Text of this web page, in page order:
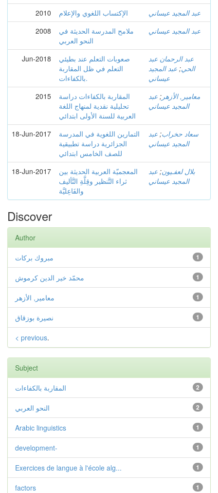
2010 الإكتساب اللغوي والإعلام
عبد المجيد عيساني
2008
ملامح المدرسة الحديثة في
النحو العربي
عبد المجيد عيساني
Jun-2018
صعوبات التعلم عند بطيئي
التعلم في ظل المقاربة
بالكفاءات.
عبد الرحمان عبد
الحي; عبد المجيد
عيساني
2015
المقاربة بالكفاءات دراسة
تحليلية نقدية لمنهاج اللغة
العربية للسنة الأولى ابتدائي
معامير, الأزهر ; عبد
المجيد عيساني
18-Jun-2017
التمارين اللغوية في المدرسة
الجزائرية دراسة تطبيقية
للصف الخامس ابتدائي
سعاد حخراب; عبد
المجيد عيساني
18-Jun-2017
المعجميّة العربية الحديثة بين
ثراء التَّنظير وقِلَّةِ التَّأليف
والفَاعِليَّة
بلال لعفـيون; عبد
المجيد عيساني
Discover
Author
1 مبروك بركات
1 محمّد خير الدين كرموش
1 معامير, الأزهر
1 نصيرة بوزقاق
.
< previous
Subject
2 المقاربة بالكفاءات
2 النحو العربي
1
Arabic linguistics
1
development-
1
Exercices de langue à l'école alg...
1
factors